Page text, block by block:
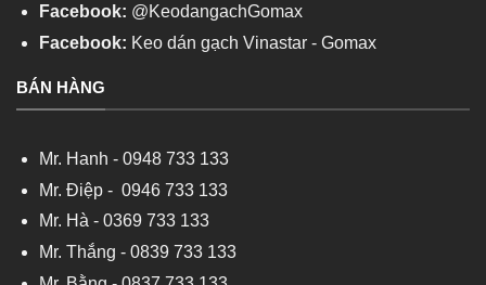
Facebook: @KeodangachGomax
Facebook: Keo dán gạch Vinastar - Gomax
BÁN HÀNG
Mr. Hanh - 0948 733 133
Mr. Điệp - 0946 733 133
Mr. Hà - 0369 733 133
Mr. Thắng - 0839 733 133